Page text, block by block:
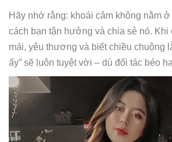
Hãy nhớ rằng: khoái cảm không nằm
cách bạn tận hưởng và chia sẻ nó. Khi
mái, yêu thương và biết chiều chuộng
ấy” sẽ luôn tuyệt vời – dù đối tác béo